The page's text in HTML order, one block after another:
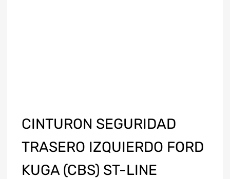
CINTURON SEGURIDAD
TRASERO IZQUIERDO FORD
KUGA (CBS) ST-LINE